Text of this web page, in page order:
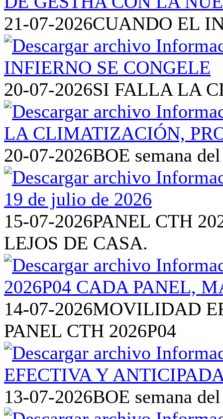
21-07-2026CUANDO EL
20-07-2026SI FALLA LA
20-07-2026BOE semana
15-07-2026PANEL CTH
LEJOS DE CASA.
14-07-2026MOVILIDAD
PANEL CTH 2026P04
13-07-2026BOE semana